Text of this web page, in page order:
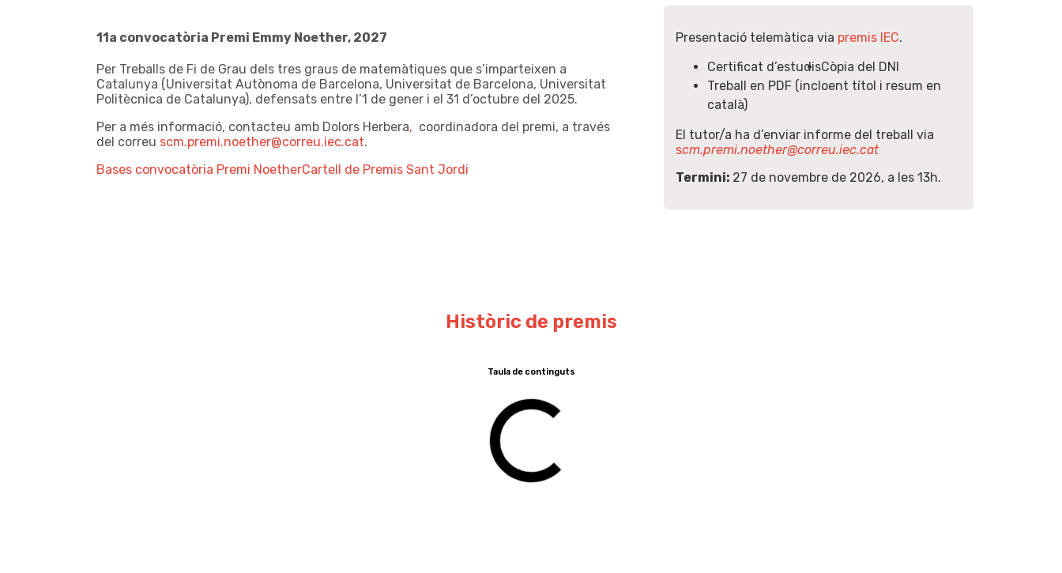
11a convocatòria Premi Emmy Noether, 2027
Per Treballs de Fi de Grau dels tres graus de matemàtiques que s’imparteixen a
Catalunya (Universitat Autònoma de Barcelona, Universitat de Barcelona, Universitat
Politècnica de Catalunya), defensats entre l’1 de gener i el 31 d’octubre del 2025.
Per a més informació, contacteu amb Dolors Herbera, coordinadora del premi, a través
del correu scm.premi.noether@correu.iec.cat.
Bases convocatòria Premi NoetherCartell de Premis Sant Jordi
Presentació telemàtica via premis IEC.
Certificat d’estudisCòpia del DNI
Treball en PDF (incloent títol i resum en
català)
El tutor/a ha d’enviar informe del treball via
scm.premi.noether@correu.iec.cat
Termini: 27 de novembre de 2026, a les 13h.
Històric de premis
Taula de continguts